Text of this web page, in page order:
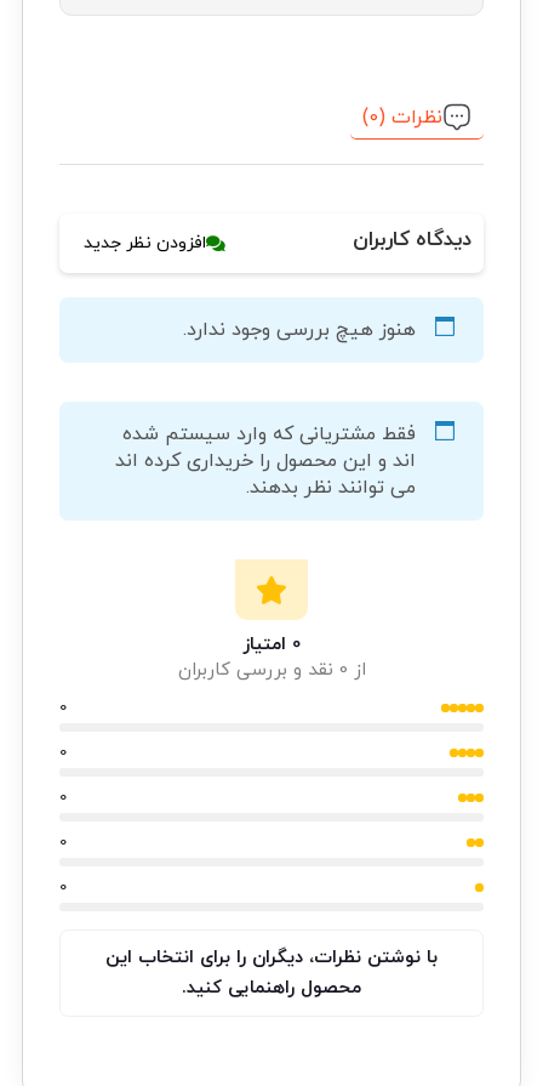
نظرات (0)
دیدگاه کاربران افزودن نظر جدید
هنوز هیچ بررسی وجود ندارد.
فقط مشتریانی که وارد سیستم شده
اند و این محصول را خریداری کرده اند
می توانند نظر بدهند.
0 امتیاز
از 0 نقد و بررسی کاربران
0
0
0
0
0
با نوشتن نظرات، دیگران را برای انتخاب این
محصول راهنمایی کنید.